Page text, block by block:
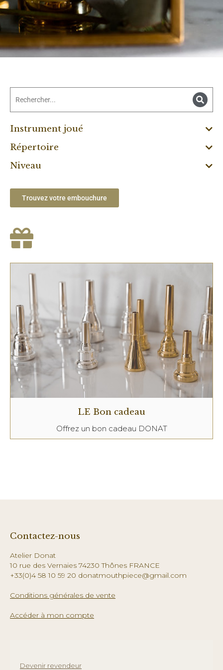
Instrument joué
Répertoire
Niveau
Trouvez votre embouchure
LE Bon cadeau
Offrez un bon cadeau DONAT
Contactez-nous
Atelier Donat
10 rue des Vernaies 74230 Thônes FRANCE
+33(0)4 58 10 59 20 donatmouthpiece@gmail.com
Conditions générales de vente
Accéder à mon compte
Devenir revendeur